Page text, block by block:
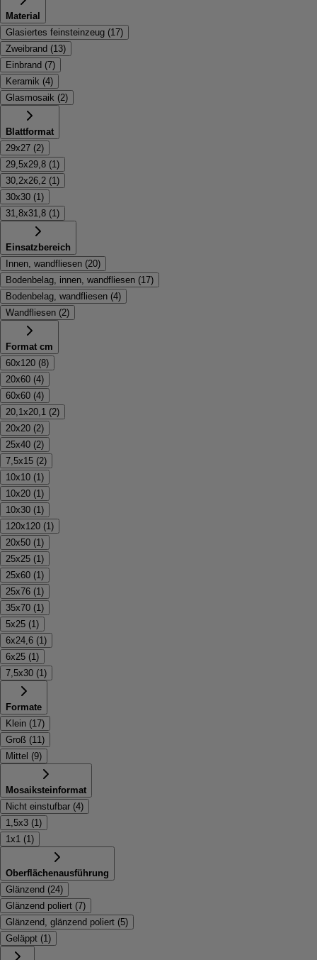
Material
Glasiertes feinsteinzeug (17)
Zweibrand (13)
Einbrand (7)
Keramik (4)
Glasmosaik (2)
Blattformat
29x27 (2)
29,5x29,8 (1)
30,2x26,2 (1)
30x30 (1)
31,8x31,8 (1)
Einsatzbereich
Innen, wandfliesen (20)
Bodenbelag, innen, wandfliesen (17)
Bodenbelag, wandfliesen (4)
Wandfliesen (2)
Format cm
60x120 (8)
20x60 (4)
60x60 (4)
20,1x20,1 (2)
20x20 (2)
25x40 (2)
7,5x15 (2)
10x10 (1)
10x20 (1)
10x30 (1)
120x120 (1)
20x50 (1)
25x25 (1)
25x60 (1)
25x76 (1)
35x70 (1)
5x25 (1)
6x24,6 (1)
6x25 (1)
7,5x30 (1)
Formate
Klein (17)
Groß (11)
Mittel (9)
Mosaiksteinformat
Nicht einstufbar (4)
1,5x3 (1)
1x1 (1)
Oberflächenausführung
Glänzend (24)
Glänzend poliert (7)
Glänzend, glänzend poliert (5)
Geläppt (1)